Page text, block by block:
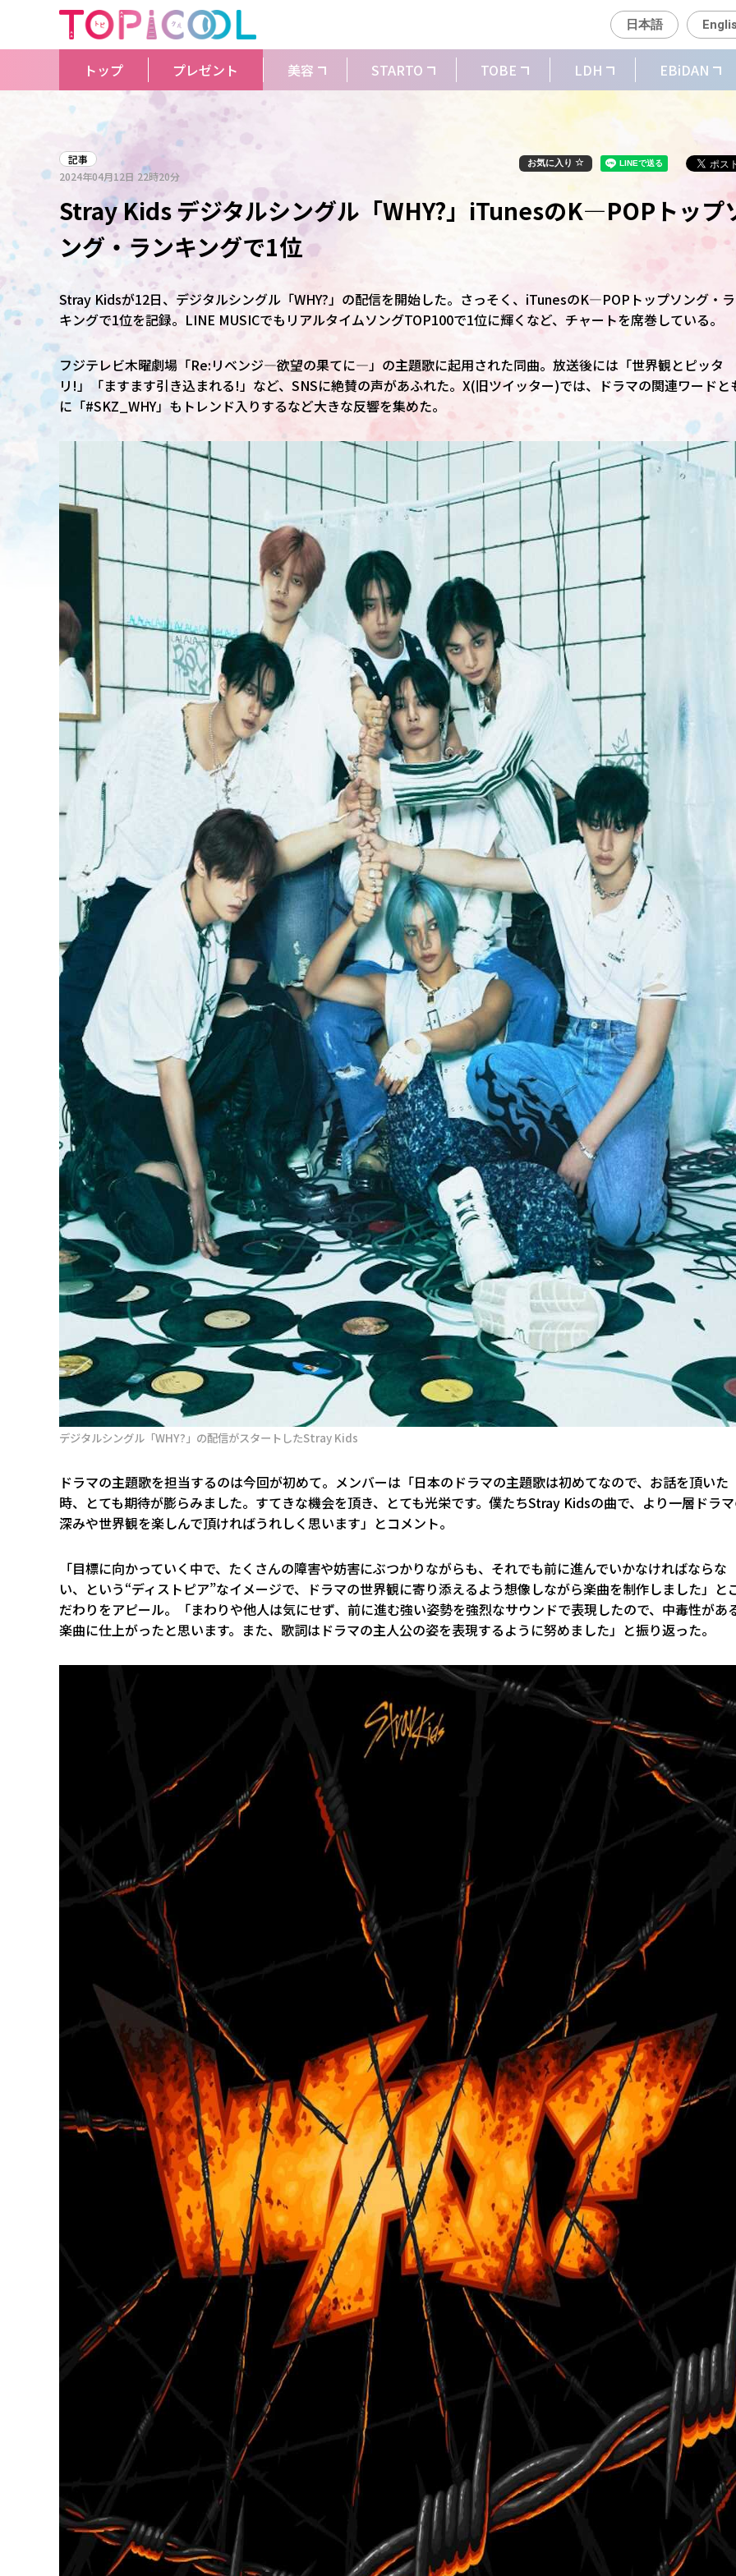
日本語
トップ プレゼント 美容 STARTO TOBE LDH EBiDAN
記事
2024年04月12日 22時20分
お気に入り
Stray Kids デジタルシングル「WHY?」iTunesのK―POPトップ
ング・ランキングで1位
Stray Kidsが12日、デジタルシングル「WHY?」の配信を開始した。さっそく、iTunesのK―POPトップソング・
キングで1位を記録。LINE MUSICでもリアルタイムソングTOP100で1位に輝くなど、チャートを席巻している。
フジテレビ木曜劇場「Re:リベンジ―欲望の果てに―」の主題歌に起用された同曲。放送後には「世界観とピッタ
リ!」「ますます引き込まれる!」など、SNSに絶賛の声があふれた。X(旧ツイッター)では、ドラマの関連ワードと
に「#SKZ_WHY」もトレンド入りするなど大きな反響を集めた。
デジタルシングル「WHY?」の配信がスタートしたStray Kids
ドラマの主題歌を担当するのは今回が初めて。メンバーは「日本のドラマの主題歌は初めてなので、お話を頂いた
時、とても期待が膨らみました。すてきな機会を頂き、とても光栄です。僕たちStray Kidsの曲で、より一層ドラ
深みや世界観を楽しんで頂ければうれしく思います」とコメント。
「目標に向かっていく中で、たくさんの障害や妨害にぶつかりながらも、それでも前に進んでいかなければならな
い、という“ディストピア”なイメージで、ドラマの世界観に寄り添えるよう想像しながら楽曲を制作しました」と
だわりをアピール。「まわりや他人は気にせず、前に進む強い姿勢を強烈なサウンドで表現したので、中毒性があ
楽曲に仕上がったと思います。また、歌詞はドラマの主人公の姿を表現するように努めました」と振り返った。